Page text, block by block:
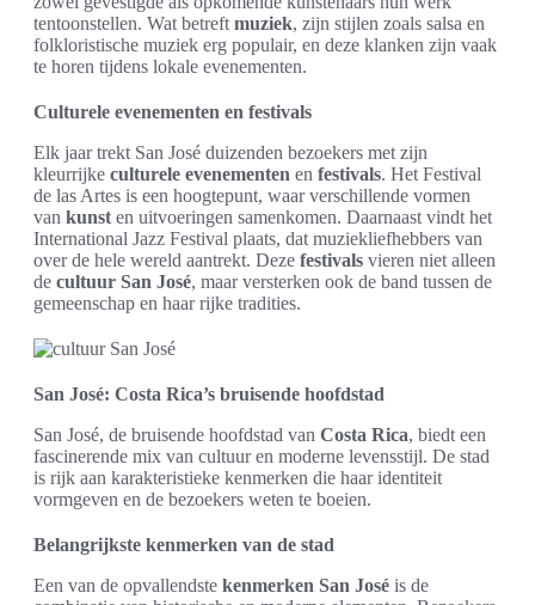
tentoonstellen. Wat betreft muziek, zijn stijlen zoals salsa en
folkloristische muziek erg populair, en deze klanken zijn vaak
te horen tijdens lokale evenementen.
Culturele evenementen en festivals
Elk jaar trekt San José duizenden bezoekers met zijn
kleurrijke culturele evenementen en festivals. Het Festival
de las Artes is een hoogtepunt, waar verschillende vormen
van kunst en uitvoeringen samenkomen. Daarnaast vindt het
International Jazz Festival plaats, dat muziekliefhebbers van
over de hele wereld aantrekt. Deze festivals vieren niet alleen
de cultuur San José, maar versterken ook de band tussen de
gemeenschap en haar rijke tradities.
San José: Costa Rica’s bruisende hoofdstad
San José, de bruisende hoofdstad van Costa Rica, biedt een
fascinerende mix van cultuur en moderne levensstijl. De stad
is rijk aan karakteristieke kenmerken die haar identiteit
vormgeven en de bezoekers weten te boeien.
Belangrijkste kenmerken van de stad
Een van de opvallendste kenmerken San José is de